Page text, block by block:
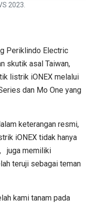
2023.
Periklindo Electric
skutik asal Taiwan,
listrik iONEX melalui
dan Mo One yang
keterangan resmi,
iONEX tidak hanya
juga memiliki
teruji sebagai teman
kami tanam pada